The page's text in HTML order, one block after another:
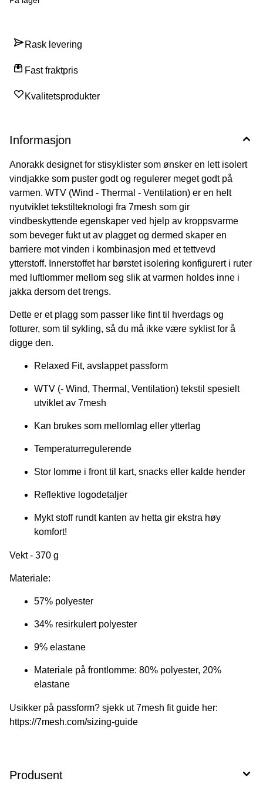
Rask levering
Fast fraktpris
Kvalitetsprodukter
Informasjon
Anorakk designet for stisyklister som ønsker en lett isolert
vindjakke som puster godt og regulerer meget godt på
varmen. WTV (Wind - Thermal - Ventilation) er en helt
nyutviklet tekstilteknologi fra 7mesh som gir
vindbeskyttende egenskaper ved hjelp av kroppsvarme
som beveger fukt ut av plagget og dermed skaper en
barriere mot vinden i kombinasjon med et tettvevd
ytterstoff. Innerstoffet har børstet isolering konfigurert i ruter
med luftlommer mellom seg slik at varmen holdes inne i
jakka dersom det trengs.
Dette er et plagg som passer like fint til hverdags og
fotturer, som til sykling, så du må ikke være syklist for å
digge den.
Relaxed Fit, avslappet passform
WTV (- Wind, Thermal, Ventilation) tekstil spesielt
utviklet av 7mesh
Kan brukes som mellomlag eller ytterlag
Temperaturregulerende
Stor lomme i front til kart, snacks eller kalde hender
Reflektive logodetaljer
Mykt stoff rundt kanten av hetta gir ekstra høy
komfort!
Vekt - 370 g
Materiale:
57% polyester
34% resirkulert polyester
9% elastane
Materiale på frontlomme: 80% polyester, 20%
elastane
Usikker på passform? sjekk ut 7mesh fit guide her:
https://7mesh.com/sizing-guide
Produsent